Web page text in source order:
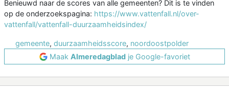
Benieuwd naar de scores van alle gemeenten? Dit is te vinden
op de onderzoekspagina: https://www.vattenfall.nl/over-
vattenfall/vattenfall-duurzaamheidsindex/
gemeente, duurzaamheidsscore, noordoostpolder
Maak Almeredagbladje Google-favoriet